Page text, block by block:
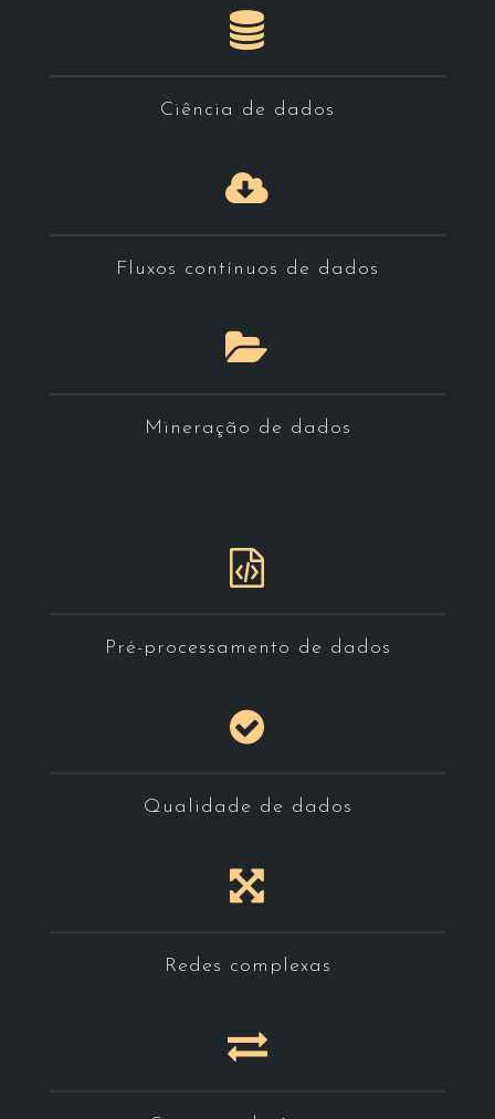
Ciência de dados
Fluxos contínuos de dados
Mineração de dados
Pré-processamento de dados
Qualidade de dados
Redes complexas